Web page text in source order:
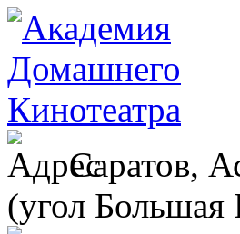
Саратов,
(угол Большая